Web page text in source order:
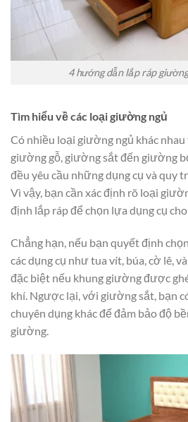
4 hướng dẫn lắp ráp
Tìm hiểu về các loại giường ngủ
Có nhiều loại giường ngủ khác
giường gỗ, giường sắt đến giường
đều yêu cầu những dụng cụ và quy
Vì vậy, bạn cần xác định rõ loại
định lắp ráp để chọn lựa dụng cụ
Chẳng hạn, nếu bạn quyết định
các dụng cụ như tua vít, búa, cờ lê,
đặc biệt nếu khung giường được
khí. Ngược lại, với giường sắt, bạn
chuyên dụng khác để đảm bảo độ
giường.